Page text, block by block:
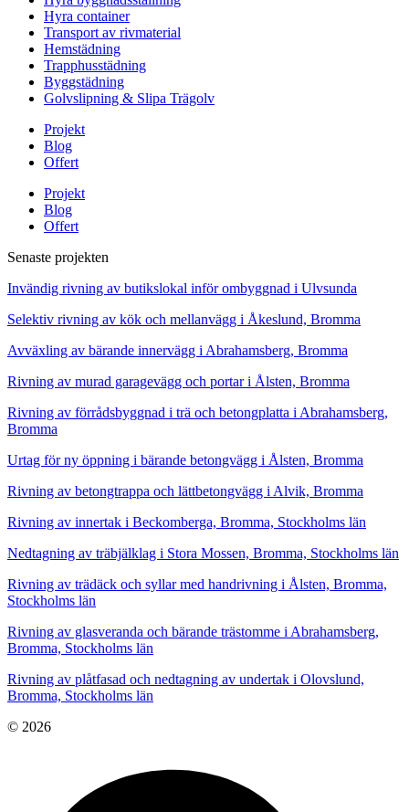
Hyra container
Transport av rivmaterial
Hemstädning
Trapphusstädning
Byggstädning
Golvslipning & Slipa Trägolv
Projekt
Blog
Offert
Projekt
Blog
Offert
Senaste projekten
Invändig rivning av butikslokal inför ombyggnad i Ulvsunda
Selektiv rivning av kök och mellanvägg i Åkeslund, Bromma
Avväxling av bärande innervägg i Abrahamsberg, Bromma
Rivning av murad garagevägg och portar i Ålsten, Bromma
Rivning av förrådsbyggnad i trä och betongplatta i Abrahamsberg,
Bromma
Urtag för ny öppning i bärande betongvägg i Ålsten, Bromma
Rivning av betongtrappa och lättbetongvägg i Alvik, Bromma
Rivning av innertak i Beckomberga, Bromma, Stockholms län
Nedtagning av träbjälklag i Stora Mossen, Bromma, Stockholms län
Rivning av trädäck och syllar med handrivning i Ålsten, Bromma,
Stockholms län
Rivning av glasveranda och bärande trästomme i Abrahamsberg,
Bromma, Stockholms län
Rivning av plåtfasad och nedtagning av undertak i Olovslund,
Bromma, Stockholms län
© 2026